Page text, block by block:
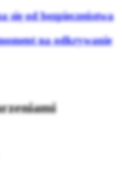
się od bezpieczeństwa
na odkrywanie